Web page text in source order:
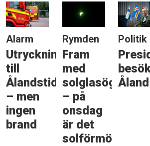
Alarm
Utryckning
till
Ålandstidningen
– men
ingen
brand
Rymden
Fram
med
solglasögonen
– på
onsdag
är det
solförmörkelse
Politik
Åland